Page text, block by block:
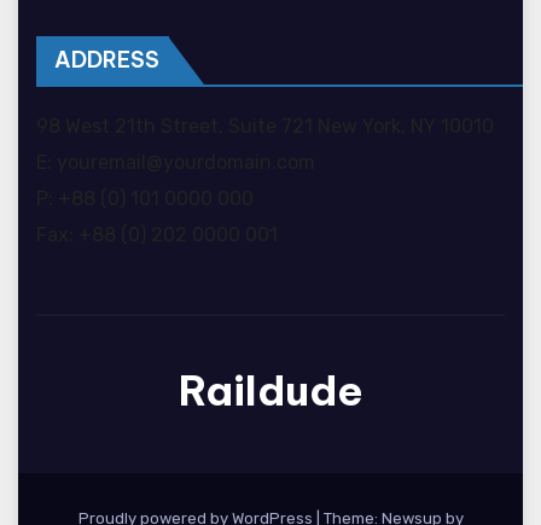
ADDRESS
Raildude
Proudly powered by WordPress
Theme: Newsup by